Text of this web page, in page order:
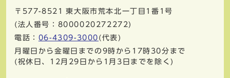
〒577-8521
東大阪市荒本北一丁目1番1号
(法人番号：8000020272272)
電話： 06-4309-3000 (代表)
月曜日から金曜日までの9時から17時30分まで
(祝休日、12月29日から1月3日までを除く)